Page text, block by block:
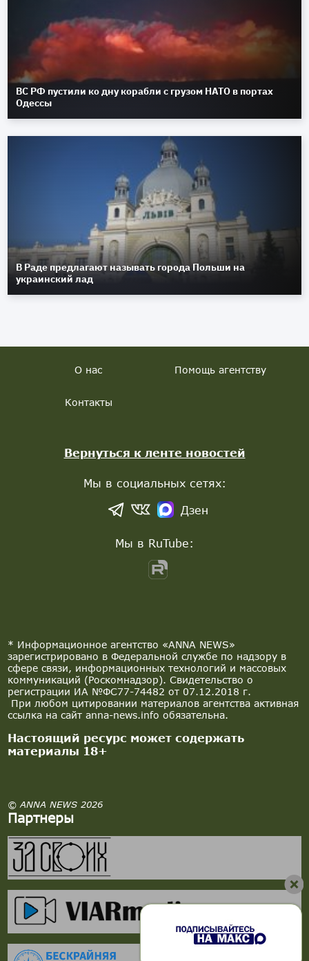
ВС РФ пустили ко дну корабли с грузом НАТО в портах
Одессы
В Раде предлагают называть города Польши на
украинский лад
* Информационное агентство «ANNA NEWS»
зарегистрировано в Федеральной службе по надзору в
сфере связи, информационных технологий и массовых
коммуникаций (Роскомнадзор). Свидетельство о
регистрации ИА №ФС77-74482 от 07.12.2018 г.
При любом цитировании материалов агентства активная
ссылка на сайт anna-news.info обязательна.
Настоящий ресурс может содержать
материалы 18+
© ANNA NEWS 2026
Партнеры
О нас Помощь агентству
Контакты
Вернуться к ленте новостей
Мы в социальных сетях:
Дзен
Мы в RuTube: